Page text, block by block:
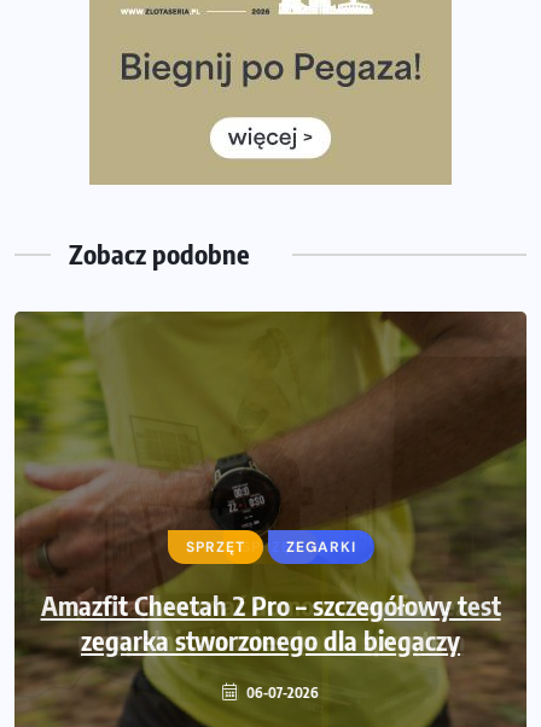
Rozbiegany Olsztyn szykuje się na weekend z
Już w tę sobotę 35. Bieg Powstania Warszawskiego.
Wystartuje rekordowa liczba uczestników
35. Bieg Powstania Warszawskiego – praktyczny
poradnik przed startem
Zobacz podobne
SPRZĘT ZEGARKI
Amazfit Cheetah 2 Pro – szczegółowy test
zegarka stworzonego dla biegaczy
06-07-2026